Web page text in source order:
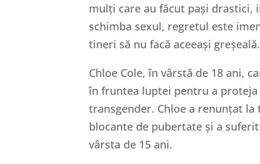
mulți care au făcut pași drastici,
schimba sexul, regretul este
tineri să nu facă aceeași greșeală.
Chloe Cole, în vârstă de 18 ani,
în fruntea luptei pentru a
transgender. Chloe a renunțat
blocante de pubertate și a
vârsta de 15 ani.